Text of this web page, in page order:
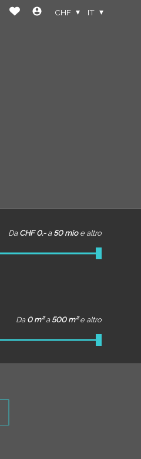
CHF IT
Da CHF 0.- a 50 mio e altro
Da 0 m² a 500 m² e altro